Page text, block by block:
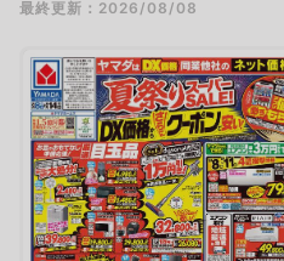
最終更新：2026/08/08